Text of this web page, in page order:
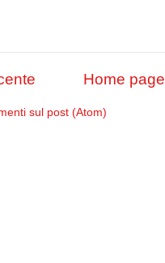
Home page
sul post (Atom)